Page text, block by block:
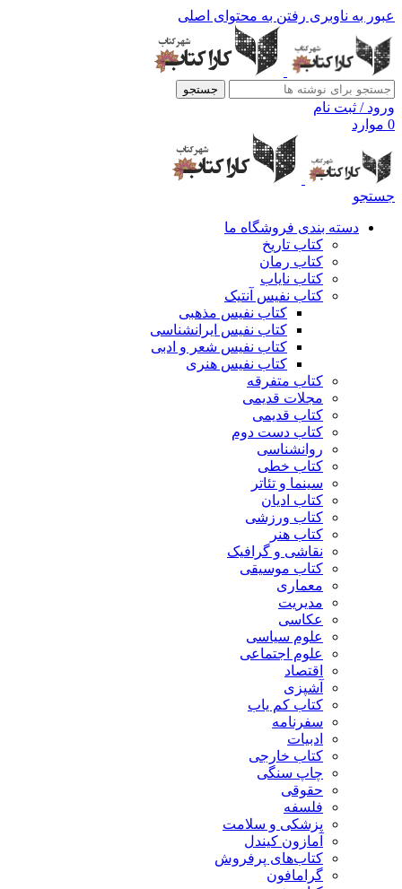
عبور به ناوبری رفتن به محتوای اصلی
جستجو
ورود / ثبت نام
0 موارد
جستجو
دسته بندی فروشگاه ما
کتاب تاریخ
کتاب رمان
کتاب نایاب
کتاب نفیس آنتیک
کتاب نفیس مذهبی
کتاب نفیس ایرانشناسی
کتاب نفیس شعر و ادبی
کتاب نفیس هنری
کتاب متفرقه
مجلات قدیمی
کتاب قدیمی
کتاب دست دوم
روانشناسی
کتاب خطی
سینما و تئاتر
کتاب ادیان
کتاب ورزشی
کتاب هنر
نقاشی و گرافیک
کتاب موسیقی
معماری
مدیریت
عکاسی
علوم سیاسی
علوم اجتماعی
اقتصاد
آشپزی
کتاب کم یاب
سفرنامه
ادبیات
کتاب خارجی
چاپ سنگی
حقوقی
فلسفه
پزشکی و سلامت
آمازون کیندل
کتاب‌های پرفروش
گرامافون